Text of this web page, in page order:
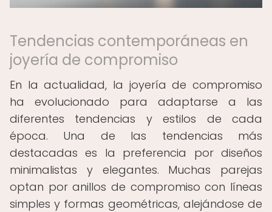
Tendencias contemporáneas en
joyería de compromiso
En la actualidad, la joyería de compromiso
ha evolucionado para adaptarse a las
diferentes tendencias y estilos de cada
época. Una de las tendencias más
destacadas es la preferencia por diseños
minimalistas y elegantes. Muchas parejas
optan por anillos de compromiso con líneas
simples y formas geométricas, alejándose de